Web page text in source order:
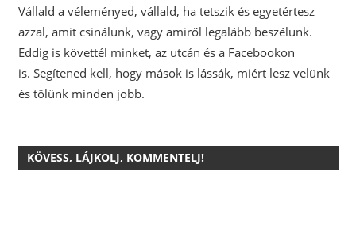
Vállald a véleményed, vállald, ha tetszik és egyetértesz
azzal, amit csinálunk, vagy amiről legalább beszélünk.
Eddig is követtél minket, az utcán és a Facebookon
is. Segítened kell, hogy mások is lássák, miért lesz velünk
és tőlünk minden jobb.
KÖVESS, LÁJKOLJ, KOMMENTELJ!